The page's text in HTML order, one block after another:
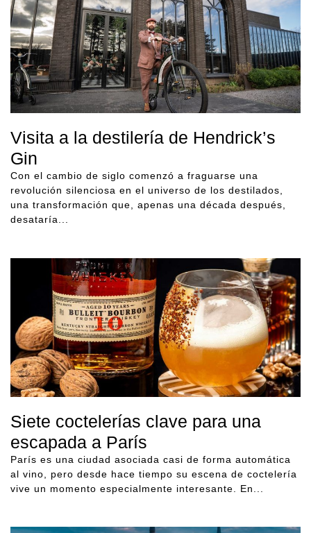
Visita a la destilería de Hendrick’s
Gin
Con el cambio de siglo comenzó a fraguarse una
revolución silenciosa en el universo de los destilados,
una transformación que, apenas una década después,
desataría...
Siete coctelerías clave para una
escapada a París
París es una ciudad asociada casi de forma automática
al vino, pero desde hace tiempo su escena de coctelería
vive un momento especialmente interesante. En...